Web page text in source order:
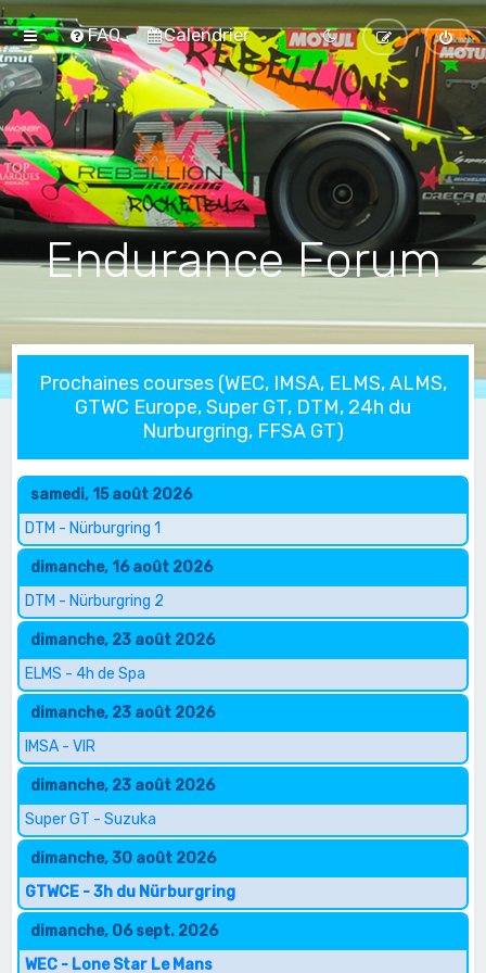
FAQ Calendrier
Endurance Forum
Prochaines courses (WEC, IMSA, ELMS, ALMS,
GTWC Europe, Super GT, DTM, 24h du
Nurburgring, FFSA GT)
samedi, 15 août 2026
DTM - Nürburgring 1
dimanche, 16 août 2026
DTM - Nürburgring 2
dimanche, 23 août 2026
ELMS - 4h de Spa
dimanche, 23 août 2026
IMSA - VIR
dimanche, 23 août 2026
Super GT - Suzuka
dimanche, 30 août 2026
GTWCE - 3h du Nürburgring
dimanche, 06 sept. 2026
WEC - Lone Star Le Mans